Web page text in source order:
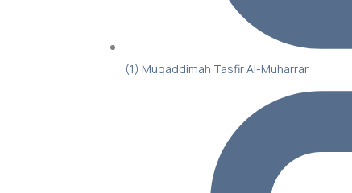
(1) Muqaddimah Tasfir Al-Muharrar